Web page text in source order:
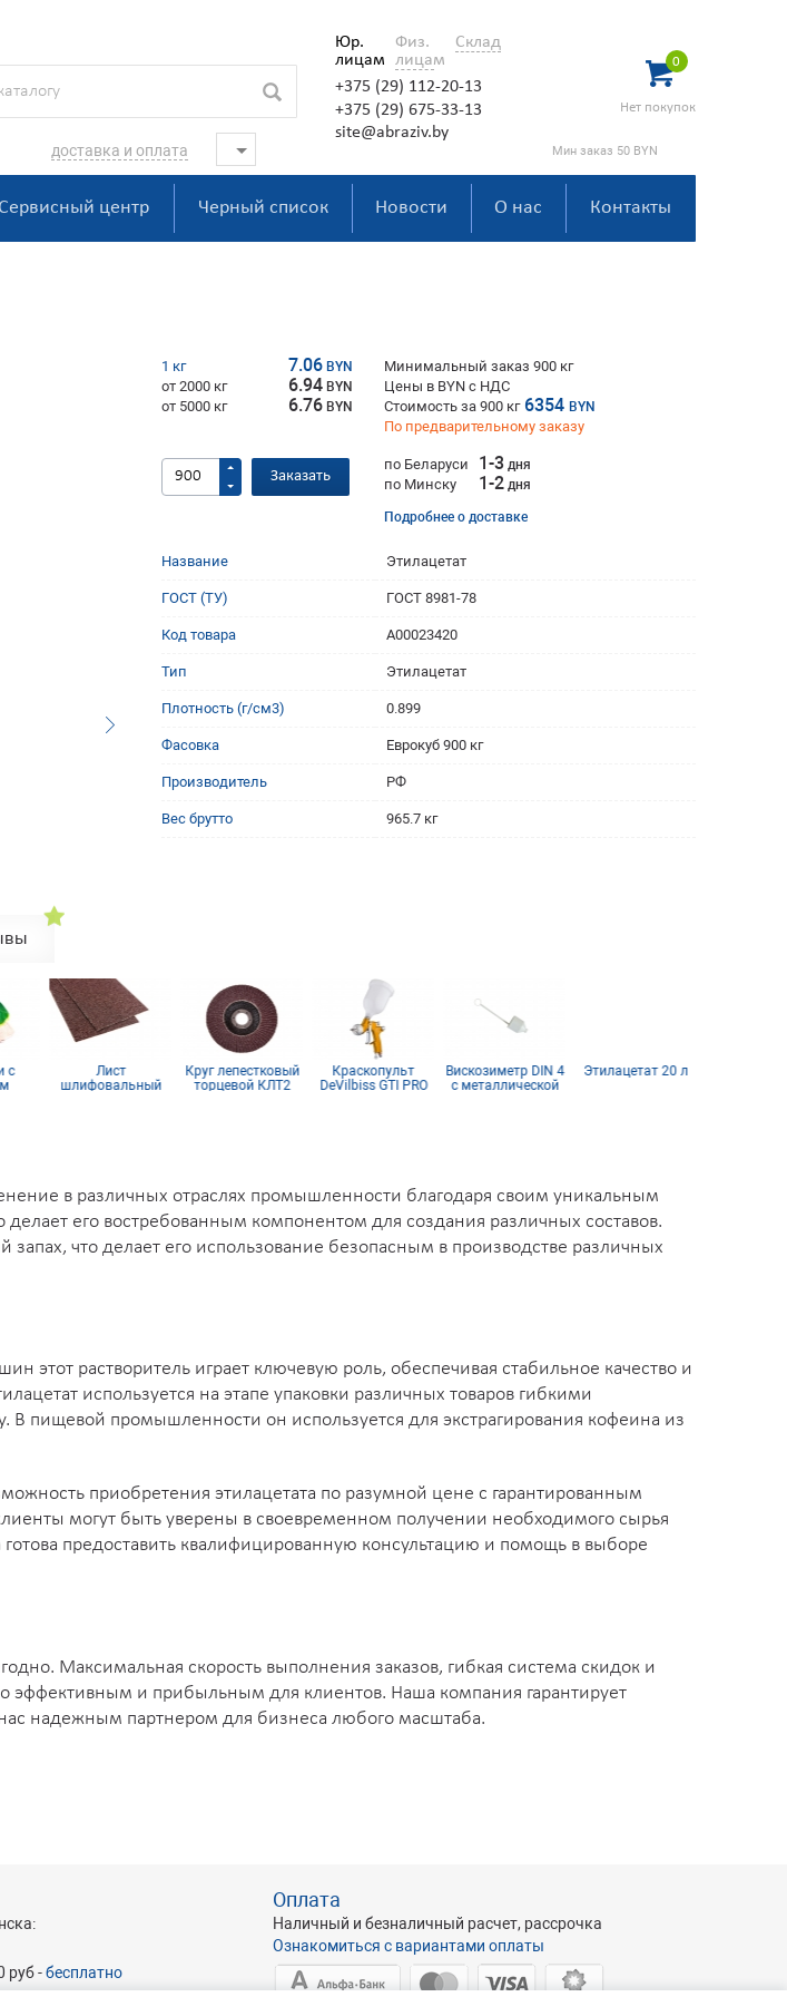
Юр.
лицам
Физ.
лицам
Склад
+375 (29) 112-20-13
+375 (29) 675-33-13
site@abraziv.by
0
Нет покупок
доставка и оплата Мин заказ 50 BYN
Сервисный центр Черный список Новости О нас Контакты
1 кг 7.06BYN
от 2000 кг 6.94BYN
от 5000 кг 6.76BYN
Минимальный заказ 900 кг
Цены в BYN с НДС
Стоимость за 900кг 6354 BYN
По предварительному заказу
Заказать
по Беларуси 1-3 дня
по Минску 1-2 дня
Подробнее о доставке
Название Этилацетат
ГОСТ (ТУ) ГОСТ 8981-78
Код товара A00023420
Тип Этилацетат
Плотность (г/см3) 0.899
Фасовка Еврокуб 900 кг
Производитель РФ
Вес брутто 965.7 кг
Лист
шлифовальный
Круг лепестковый
торцевой КЛТ2
Краскопульт
DeVilbiss GTI PRO
Вискозиметр DIN 4
с металлической
Этилацетат 20 л
в различных отраслях промышленности благодаря своим уникальным
его востребованным компонентом для создания различных составов.
что делает его использование безопасным в производстве различных
растворитель играет ключевую роль, обеспечивая стабильное качество и
используется на этапе упаковки различных товаров гибкими
пищевой промышленности он используется для экстрагирования кофеина из
приобретения этилацетата по разумной цене с гарантированным
могут быть уверены в своевременном получении необходимого сырья
предоставить квалифицированную консультацию и помощь в выборе
Максимальная скорость выполнения заказов, гибкая система скидок и
эффективным и прибыльным для клиентов. Наша компания гарантирует
нас надежным партнером для бизнеса любого масштаба.
руб -бесплатно
Оплата
Наличный и безналичный расчет, рассрочка
Ознакомиться с вариантами оплаты